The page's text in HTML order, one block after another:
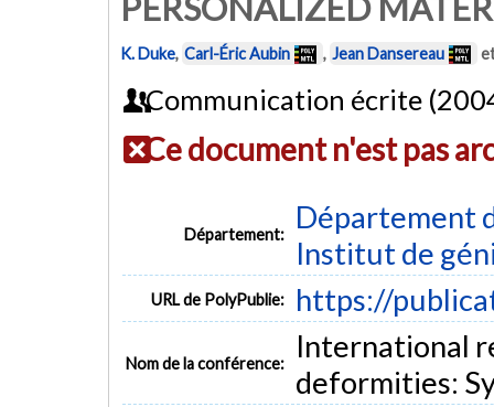
K. Duke, Carl-Éric Aubin , Jean Dansereau
Communication écrite
Ce document n'est pas
Département:
Département
Institut de
URL de PolyPublie: https://
Nom de la conférence:
International
deformities: